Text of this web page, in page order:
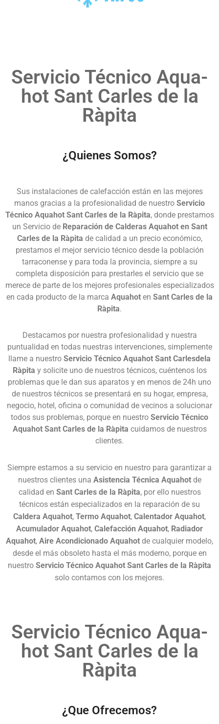
Servicio Técnico Aqua-
hot Sant Carles de la
Ràpita
¿Quienes Somos?
Sus instalaciones de calefacción están en las mejores
manos gracias a la profesionalidad de nuestro Servicio
Técnico Aquahot Sant Carles de la Ràpita, donde prestamos
un Servicio de Reparación de Calderas Aquahot en Sant
Carles de la Ràpita de calidad a un precio económico,
prestamos el mejor servicio técnico desde la población
tarraconense y para toda la provincia, siempre a su
completa disposición para prestarles el servicio que se
merece de parte de los mejores profesionales especializados
en cada producto de la marca Aquahot en Sant Carles de la
Ràpita.
Destacamos por nuestra profesionalidad y nuestra
puntualidad en todas nuestras intervenciones, simplemente
llame a nuestro Servicio Técnico Aquahot Sant Carlesdela
Ràpita y solicite uno de nuestros técnicos, cuéntenos los
problemas que le dan sus aparatos y en menos de 24h uno
de nuestros técnicos se presentará en su hogar, empresa,
negocio, hotel, oficina o comunidad de vecinos a solucionar
todos sus problemas, porque en nuestro Servicio Técnico
Aquahot Sant Carles de la Ràpita cuidamos de nuestros
clientes.
Siempre estamos a su servicio en nuestro para garantizar a
nuestros clientes una Asistencia Técnica Aquahotde
calidad en Sant Carles de la Ràpita, por ello nuestros
técnicos están especializados en la reparación de su
Caldera Aquahot, Termo Aquahot, Calentador Aquahot,
Acumulador Aquahot, Calefacción Aquahot, Radiador
Aquahot, Aire Acondicionado Aquahot de cualquier modelo,
desde el más obsoleto hasta el más moderno, porque en
nuestro Servicio Técnico Aquahot Sant Carles de la Ràpita
solo contamos con los mejores.
Servicio Técnico Aqua-
hot Sant Carles de la
Ràpita
¿Que Ofrecemos?